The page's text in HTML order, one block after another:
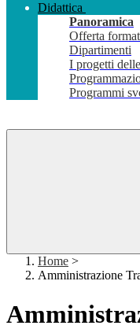
Didattica
Panoramica
Offerta
Dipartimenti
I progetti
Programmi
Home >
Amministrazione